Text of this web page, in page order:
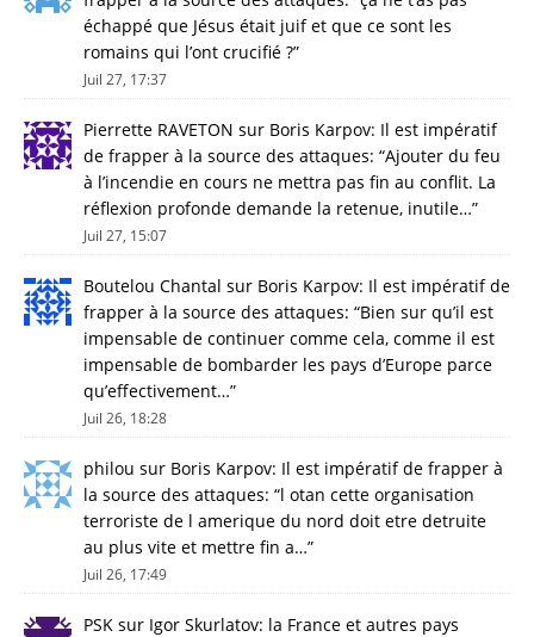
échappé que Jésus était juif et que ce sont les
romains qui l’ont crucifié ?”
Juil 27, 17:37
Pierrette RAVETON sur Boris Karpov: Il est impératif
de frapper à la source des attaques: “Ajouter du feu
à l’incendie en cours ne mettra pas fin au conflit. La
réflexion profonde demande la retenue, inutile…”
Juil 27, 15:07
Boutelou Chantal sur Boris Karpov: Il est impératif de
frapper à la source des attaques: “Bien sur qu’il est
impensable de continuer comme cela, comme il est
impensable de bombarder les pays d’Europe parce
qu’effectivement…”
Juil 26, 18:28
philou sur Boris Karpov: Il est impératif de frapper à
la source des attaques: “l otan cette organisation
terroriste de l amerique du nord doit etre detruite
au plus vite et mettre fin a…”
Juil 26, 17:49
PSK sur Igor Skurlatov: la France et autres pays